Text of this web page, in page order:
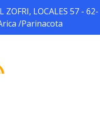
ZOFRI, LOCALES 57 -
/Parinacota